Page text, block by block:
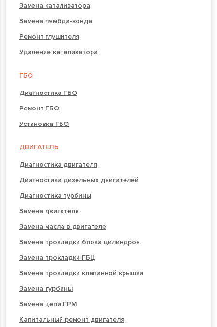
Замена катализатора
Замена лямбда-зонда
Ремонт глушителя
Удаление катализатора
ГБО
Диагностика ГБО
Ремонт ГБО
Установка ГБО
ДВИГАТЕЛЬ
Диагностика двигателя
Диагностика дизельных двигателей
Диагностика турбины
Замена двигателя
Замена масла в двигателе
Замена прокладки блока цилиндров
Замена прокладки ГБЦ
Замена прокладки клапанной крышки
Замена турбины
Замена цепи ГРМ
Капитальный ремонт двигателя